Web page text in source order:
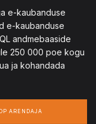
e-kaubanduse
e-kaubanduse
andmebaaside
250 000 poe kogu
ja kohandada
ARENDAJA